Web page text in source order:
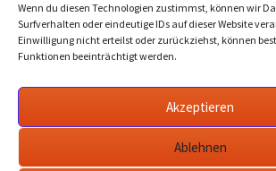
Wenn du diesen Technologien zustimmst, können wir
Surfverhalten oder eindeutige IDs auf dieser Website
Einwilligung nicht erteilst oder zurückziehst, können
Funktionen beeinträchtigt werden.
Akzeptieren
Ablehnen
Archiv Beiträge
Archiv